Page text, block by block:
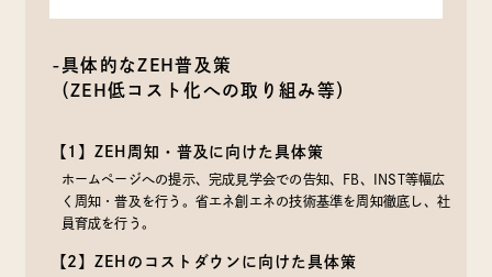
-具体的なZEH普及策
（ZEH低コスト化への取り組み等）
【1】ZEH周知・普及に向けた具体策
ホームページへの提示、完成見学会での告知、FB、INST等幅広
く周知・普及を行う。省エネ創エネの技術基準を周知徹底し、社
員育成を行う。
【2】ZEHのコストダウンに向けた具体策